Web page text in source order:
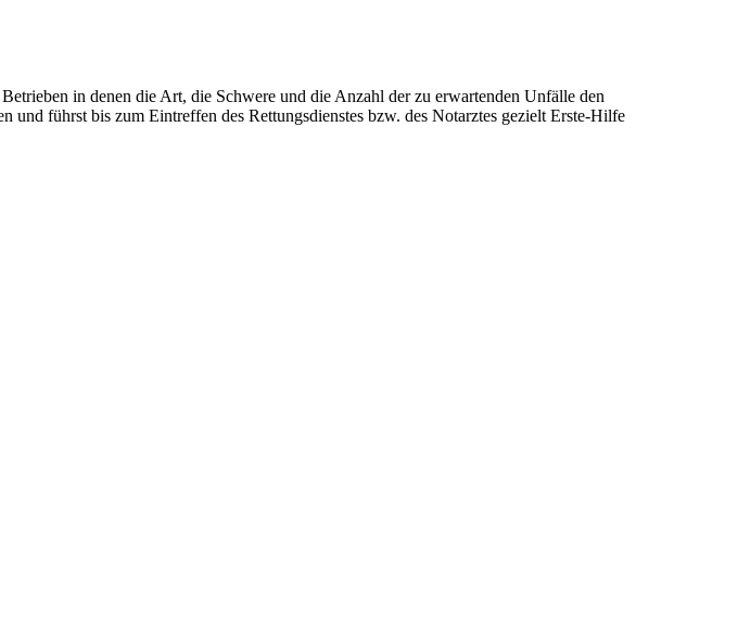
in denen die Art, die Schwere und die Anzahl der zu erwartenden Unfälle den
und führst bis zum Eintreffen des Rettungsdienstes bzw. des Notarztes gezielt Erste-Hilfe